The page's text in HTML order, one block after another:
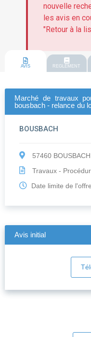
nouvelle
les avis en
"Retour à la
AVIS REGLEMENT
Marché de travaux
bousbach - relance du
BOUSBACH
57460 BOUSBACH
Travaux -
Date limite de
Avis initial